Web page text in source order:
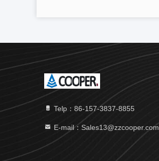
Telp：86-157-3837-8855
E-mail：Sales13@zzcooper.com